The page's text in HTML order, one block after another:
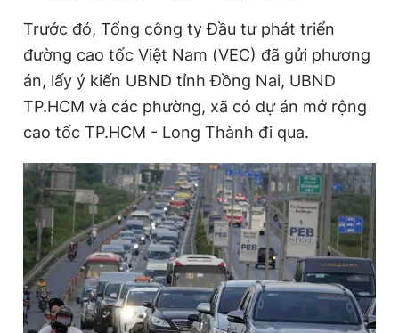
Thông tin tòa soạn Liên hệ quảng cáo
Đọc Thanh Niên trên điện thoại
Theo dõi báo trên
Hotline Liên hệ quảng cáo
Trước đó, Tổng công ty Đầu tư phát triển
đường cao tốc Việt Nam (VEC) đã gửi phương
án, lấy ý kiến UBND tỉnh Đồng Nai, UBND
TP.HCM và các phường, xã có dự án mở rộng
cao tốc TP.HCM - Long Thành đi qua.